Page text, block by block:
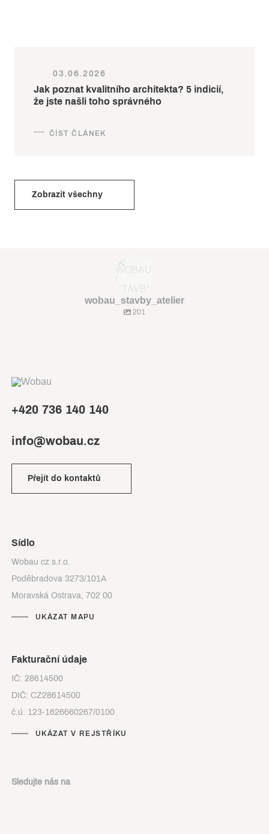
03.06.2026
Jak poznat kvalitního architekta? 5 indicií,
že jste našli toho správného
Zobrazit všechny
wobau_stavby_atelier
201
+420 736 140 140
info@wobau.cz
Přejít do kontaktů
Sídlo
Wobau cz s.r.o.
Poděbradova 3273/101A
Moravská Ostrava, 702 00
UKÁZAT MAPU
Fakturační údaje
IČ: 28614500
DIČ: CZ28614500
č.ú. 123-1626660267/0100
UKÁZAT V REJSTŘÍKU
Sledujte nás na